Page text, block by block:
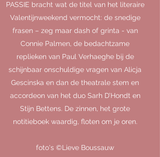
PASSIE bracht wat de titel van het literaire
Valentijnweekend vermocht: de snedige
frasen – zeg maar dash of grinta - van
Connie Palmen, de bedachtzame
replieken van Paul Verhaeghe bij de
schijnbaar onschuldige vragen van Alicja
Gescinska en dan de theatrale stem en
accordeon van het duo Sarh D’Hondt en
Stijn Bettens. De zinnen, het grote
notitieboek waardig, floten om je oren.
foto's ©Lieve Boussauw